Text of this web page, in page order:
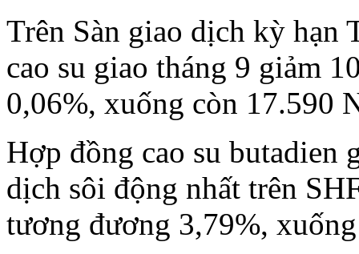
Trên Sàn giao dịch kỳ hạn
cao su giao tháng 9 giảm
0,06%, xuống còn 17.590
Hợp đồng cao su butadien
dịch sôi động nhất trên
tương đương 3,79%,